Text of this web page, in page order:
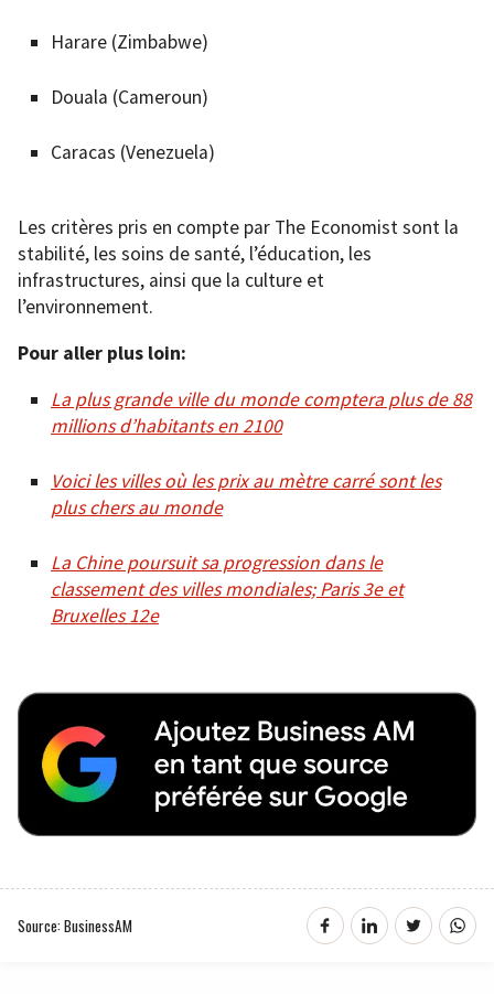
Harare (Zimbabwe)
Douala (Cameroun)
Caracas (Venezuela)
Les critères pris en compte par The Economist sont la
stabilité, les soins de santé, l’éducation, les
infrastructures, ainsi que la culture et
l’environnement.
Pour aller plus loin:
La plus grande ville du monde comptera plus de 88
millions d’habitants en 2100
Voici les villes où les prix au mètre carré sont les
plus chers au monde
La Chine poursuit sa progression dans le
classement des villes mondiales; Paris 3e et
Bruxelles 12e
Source: BusinessAM